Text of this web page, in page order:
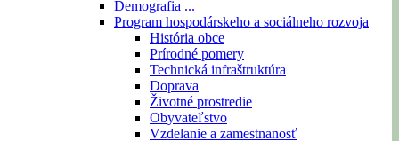
Demografia ...
Program hospodárskeho a sociálneho rozvoja
História obce
Prírodné pomery
Technická infraštruktúra
Doprava
Životné prostredie
Obyvateľstvo
Vzdelanie a zamestnanosť